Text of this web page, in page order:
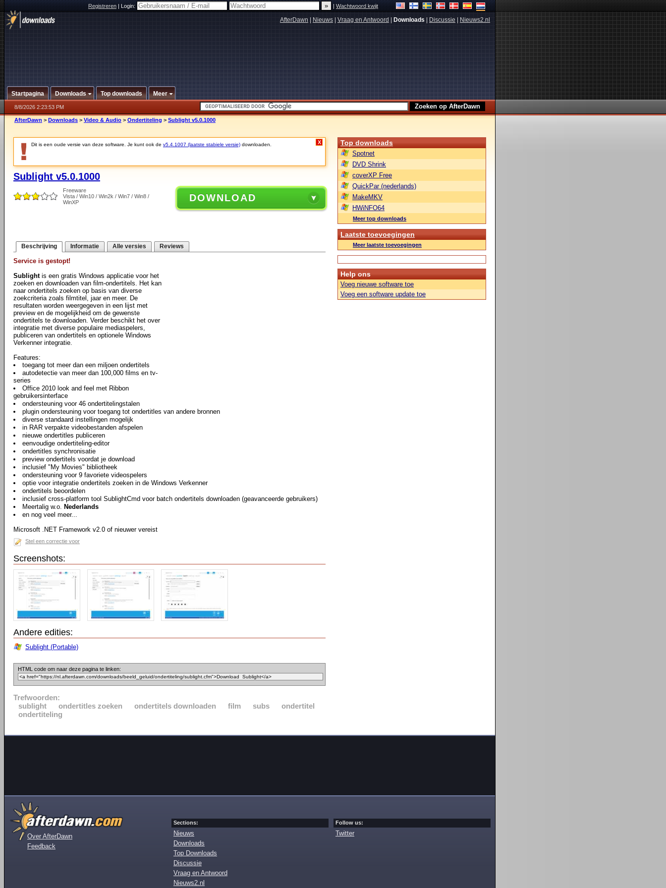
Registreren|Login: |Wachtwoord kwijt
AfterDawn Nieuws Vraag en Antwoord Downloads Discussie Nieuws2.nl
Startpagina Downloads Top downloads Meer
8/8/2026 2:23:53 PM
AfterDawn > Downloads > Video & Audio > Ondertiteling > Sublight v5.0.1000
Dit is een oude versie van deze software. Je kunt ook de v5.4.1007 (laatste stabiele versie) downloaden. X
Sublight v5.0.1000
Freeware
Vista / Win10 / Win2k / Win7 / Win8 /
WinXP
DOWNLOAD
Beschrijving Informatie Alle versies Reviews
Service is gestopt!
Sublightis een gratis Windows applicatie voor het
zoeken en downloaden van film-ondertitels. Het kan
naar ondertitels zoeken op basis van diverse
zoekcriteria zoals filmtitel, jaar en meer. De
resultaten worden weergegeven in een lijst met
preview en de mogelijkheid om de gewenste
ondertitels te downloaden. Verder beschikt het over
integratie met diverse populaire mediaspelers,
publiceren van ondertitels en optionele Windows
Verkenner integratie.
Features:
toegang tot meer dan een miljoen ondertitels
autodetectie van meer dan 100,000 films en tv-
series
Office 2010 look and feel met Ribbon
gebruikersinterface
ondersteuning voor 46 ondertitelingstalen
plugin ondersteuning voor toegang tot ondertitles van andere bronnen
diverse standaard instellingen mogelijk
in RAR verpakte videobestanden afspelen
nieuwe ondertitles publiceren
eenvoudige ondertiteling-editor
ondertitles synchronisatie
preview ondertitels voordat je download
inclusief "My Movies" bibliotheek
ondersteuning voor 9 favoriete videospelers
optie voor integratie ondertitels zoeken in de Windows Verkenner
ondertitels beoordelen
inclusief cross-platform tool SublightCmd voor batch ondertitels downloaden (geavanceerde gebruikers)
Meertalig w.o. Nederlands
en nog veel meer...
Microsoft .NET Framework v2.0 of nieuwer vereist
Stel een correctie voor
Screenshots:
Andere edities:
Sublight (Portable)
HTML code om naar deze pagina te linken:
Trefwoorden:
sublight
ondertitles zoeken ondertitels downloaden film subs
ondertitel
ondertiteling
Top downloads
Spotnet
DVD Shrink
coverXP Free
QuickPar (nederlands)
MakeMKV
HWiNFO64
Meer top downloads
Laatste toevoegingen
Meer laatste toevoegingen
Help ons
Voeg nieuwe software toe
Voeg een software update toe
Over AfterDawn
Feedback
Sections:
Nieuws
Downloads
Top Downloads
Discussie
Vraag en Antwoord
Nieuws2.nl
Follow us:
Twitter